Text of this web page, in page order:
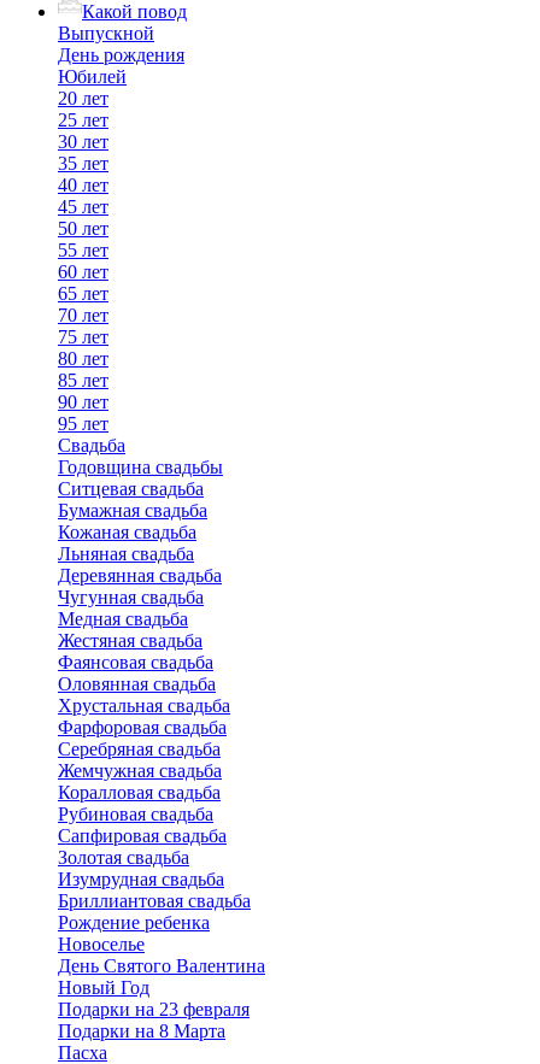
Какой повод
Выпускной
День рождения
Юбилей
20 лет
25 лет
30 лет
35 лет
40 лет
45 лет
50 лет
55 лет
60 лет
65 лет
70 лет
75 лет
80 лет
85 лет
90 лет
95 лет
Свадьба
Годовщина свадьбы
Ситцевая свадьба
Бумажная свадьба
Кожаная свадьба
Льняная свадьба
Деревянная свадьба
Чугунная свадьба
Медная свадьба
Жестяная свадьба
Фаянсовая свадьба
Оловянная свадьба
Хрустальная свадьба
Фарфоровая свадьба
Серебряная свадьба
Жемчужная свадьба
Коралловая свадьба
Рубиновая свадьба
Сапфировая свадьба
Золотая свадьба
Изумрудная свадьба
Бриллиантовая свадьба
Рождение ребенка
Новоселье
День Святого Валентина
Новый Год
Подарки на 23 февраля
Подарки на 8 Марта
Пасха